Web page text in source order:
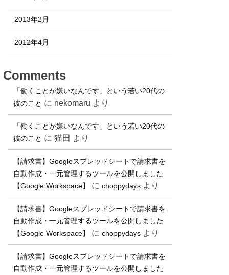
2013年2月
2012年4月
Comments
「働くことが嫌いなんです」という若い20代の
彼のこと に nekomaru より
「働くことが嫌いなんです」という若い20代の
彼のこと に 猫田 より
【請求書】Googleスプレッドシートで請求書を
自動作成・一元管理するツールを公開しました
【Google Workspace】
に choppydays より
【請求書】Googleスプレッドシートで請求書を
自動作成・一元管理するツールを公開しました
【Google Workspace】
に choppydays より
【請求書】Googleスプレッドシートで請求書を
自動作成・一元管理するツールを公開しました